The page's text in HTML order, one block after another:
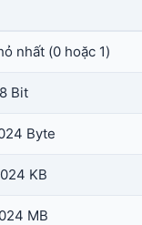
nhất (0 hoặc 1)
Bit
Byte
KB
MB